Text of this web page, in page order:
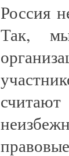
Россия
Так, мы